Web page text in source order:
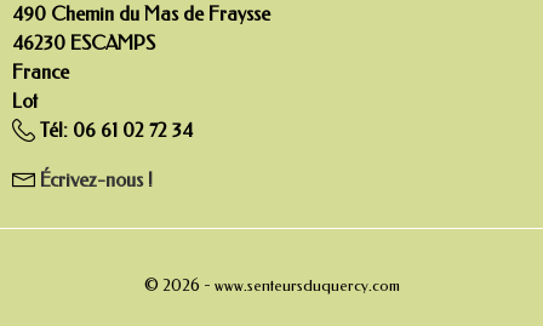
490 Chemin du Mas de Fraysse
46230 ESCAMPS
France
Lot
Tél: 06 61 02 72 34
Écrivez-nous !
© 2026 - www.senteursduquercy.com